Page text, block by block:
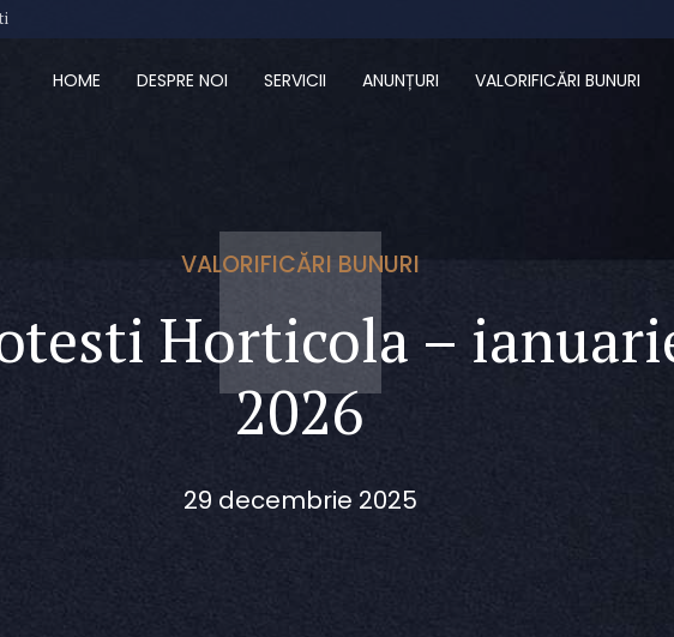
HOME DESPRE NOI SERVICII ANUNȚURI VALORIFICĂRI BUNURI
VALORIFICĂRI BUNURI
Horticola –
2026
29 decembrie 2025